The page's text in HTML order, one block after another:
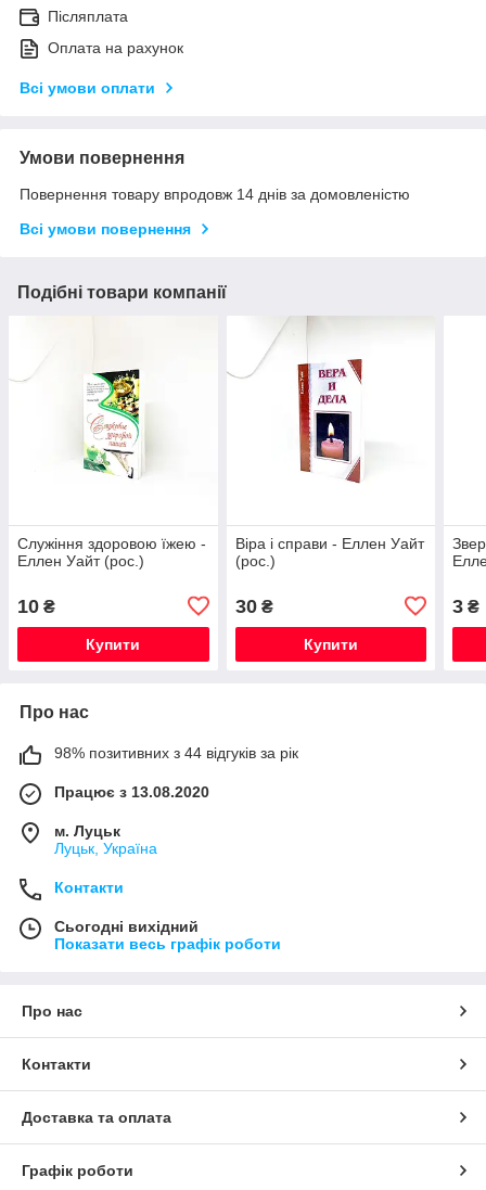
Післяплата
Оплата на рахунок
Всі умови оплати
Умови повернення
Повернення товару впродовж 14 днів за домовленістю
Всі умови повернення
Подібні товари компанії
Служіння здоровою їжею -
Еллен Уайт (рос.)
10 ₴
Купити
Віра і справи - Еллен Уайт
(рос.)
30₴
Купити
3 ₴
Про нас
98% позитивних з 44 відгуків за рік
Працює з 13.08.2020
м. Луцьк
Луцьк, Україна
Контакти
Сьогодні вихідний
Показати весь графік роботи
Про нас
Контакти
Доставка та оплата
Графік роботи